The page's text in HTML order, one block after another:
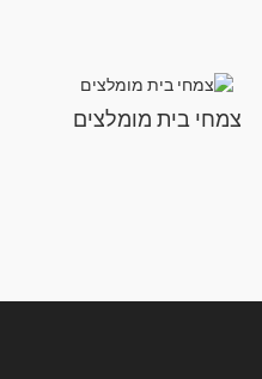
צמחי בית מומלצים